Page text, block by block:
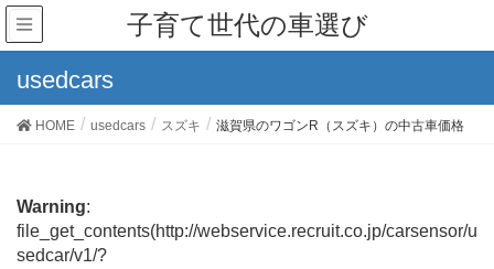
子育て世代の車選び
usedcars
HOME usedcars スズキ 滋賀県のワゴンR（スズキ）の中古車価格
Warning:
file_get_contents(http://webservice.recruit.co.jp/carsensor/u
sedcar/v1/?